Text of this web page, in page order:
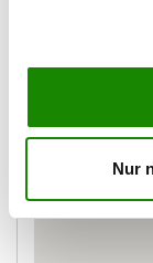
Nur